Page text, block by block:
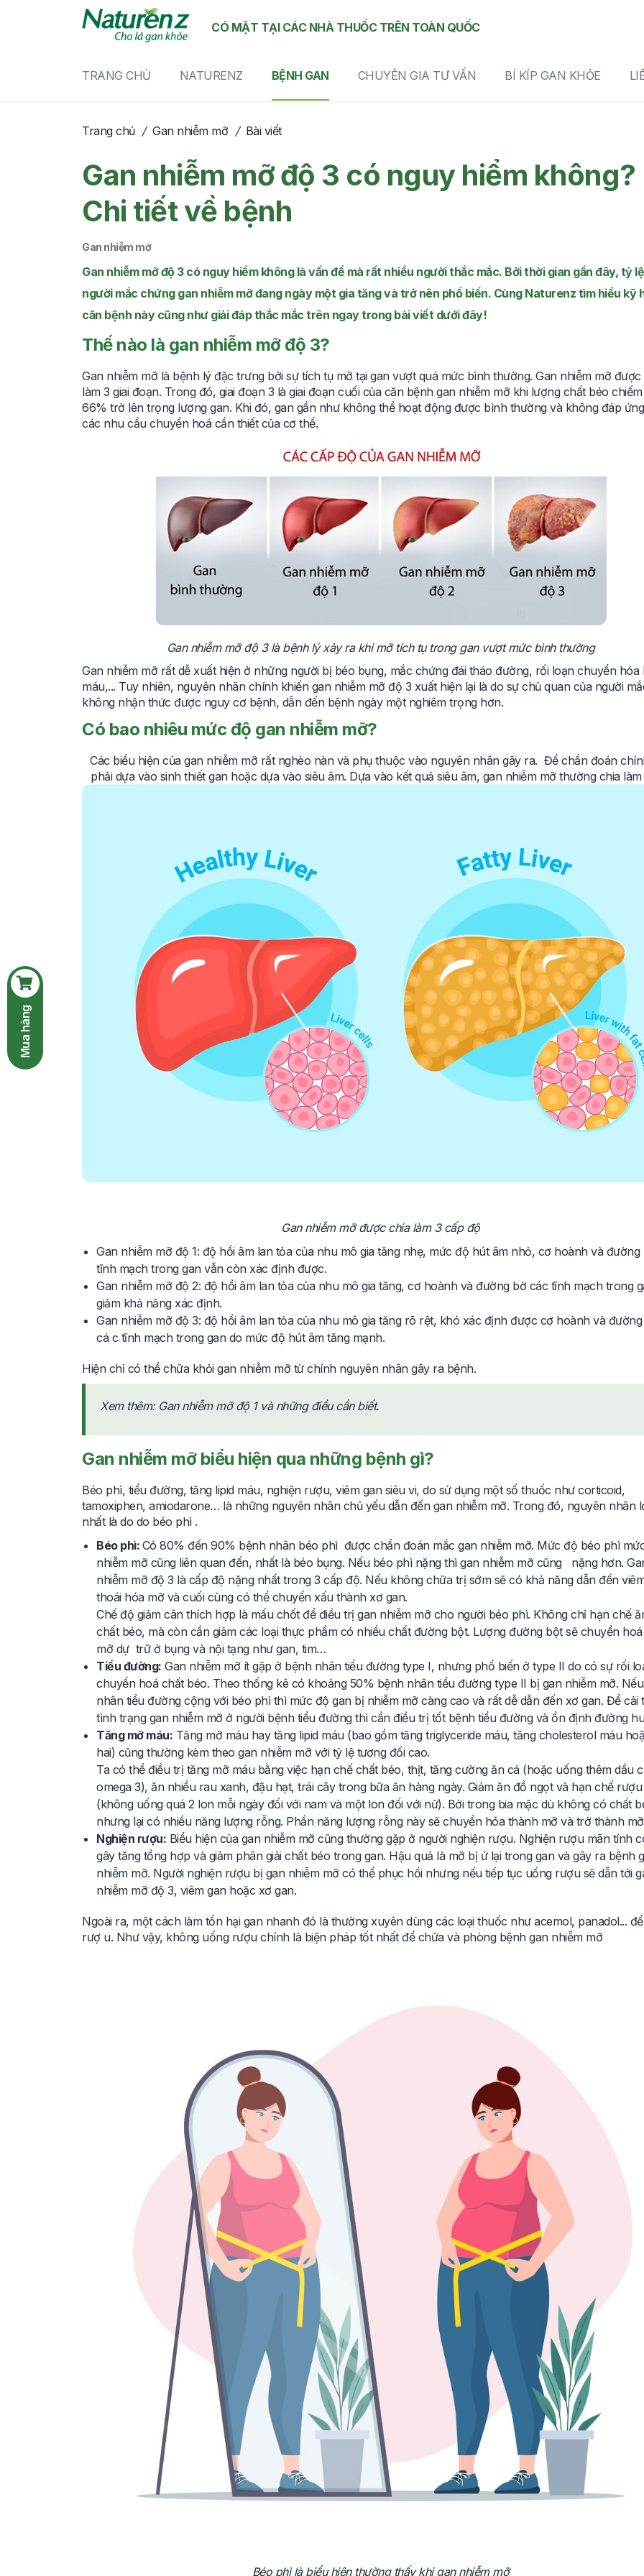
CÓ MẶT TẠI CÁC NHÀ THUỐC TRÊN TOÀN QUỐC
TRANG CHỦ NATURENZ BỆNH GAN CHUYÊN GIA TƯ VẤN BÍ KÍP GAN KHỎE
Mua hàng
Trang chủ / Gan nhiễm mỡ / Bài viết
Gan nhiễm mỡ độ 3 có nguy hiểm không?
Chi tiết về bệnh
Gan nhiễm mỡ
Gan nhiễm mỡ độ 3 có nguy hiểm không là vấn đề mà rất nhiều người thắc mắc. Bởi thời gian gần đây, tỷ
người mắc chứng gan nhiễm mỡ đang ngày một gia tăng và trở nên phổ biến. Cùng Naturenz tìm hiểu kỹ
căn bệnh này cũng như giải đáp thắc mắc trên ngay trong bài viết dưới đây!
Thế nào là gan nhiễm mỡ độ 3?
Gan nhiễm mỡ là bệnh lý đặc trưng bởi sự tích tụ mỡ tại gan vượt quá mức bình thường. Gan nhiễm mỡ được
làm 3 giai đoạn. Trong đó, giai đoạn 3 là giai đoạn cuối của căn bệnh gan nhiễm mỡ khi lượng chất béo
66% trở lên trọng lượng gan. Khi đó, gan gần như không thể hoạt động được bình thường và không đáp
các nhu cầu chuyển hoá cần thiết của cơ thể.
Gan nhiễm mỡ độ 3 là bệnh lý xảy ra khi mỡ tích tụ trong gan vượt mức bình thường
Gan nhiễm mỡ rất dễ xuất hiện ở những người bị béo bụng, mắc chứng đái tháo đường, rối loạn chuyển hóa
máu,... Tuy nhiên, nguyên nhân chính khiến gan nhiễm mỡ độ 3 xuất hiện lại là do sự chủ quan của người
không nhận thức được nguy cơ bệnh, dẫn đến bệnh ngày một nghiêm trọng hơn.
Có bao nhiêu mức độ gan nhiễm mỡ?
Các biểu hiện của gan nhiễm mỡ rất nghèo nàn và phụ thuộc vào nguyên nhân gây ra. Để chẩn đoán
phải dựa vào sinh thiết gan hoặc dựa vào siêu âm. Dựa vào kết quả siêu âm, gan nhiễm mỡ thường chia
Gan nhiễm mỡ được chia làm 3 cấp độ
Gan nhiễm mỡ độ 1: độ hồi âm lan tỏa của nhu mô gia tăng nhẹ, mức độ hút âm nhỏ, cơ hoành và đường
tĩnh mạch trong gan vẫn còn xác định được.
Gan nhiễm mỡ độ 2: độ hồi âm lan tỏa của nhu mô gia tăng, cơ hoành và đường bờ các tĩnh mạch trong
giảm khả năng xác định.
Gan nhiễm mỡ độ 3: độ hồi âm lan tỏa của nhu mô gia tăng rõ rệt, khó xác định được cơ hoành và
cá c tĩnh mạch trong gan do mức độ hút âm tăng mạnh.
Hiện chỉ có thể chữa khỏi gan nhiễm mỡ từ chính nguyên nhân gây ra bệnh.
Xem thêm: Gan nhiễm mỡ độ 1 và những điều cần biết.
Gan nhiễm mỡ biểu hiện qua những bệnh gì?
Béo phì, tiểu đường, tăng lipid máu, nghiện rượu, viêm gan siêu vi, do sử dụng một số thuốc như corticoid,
tamoxiphen, amiodarone… là những nguyên nhân chủ yếu dẫn đến gan nhiễm mỡ. Trong đó, nguyên nhân
nhất là do do béo phì .
Béo phì: Có 80% đến 90% bệnh nhân béo phì được chẩn đoán mắc gan nhiễm mỡ. Mức độ béo phì
nhiễm mỡ cũng liên quan đến, nhất là béo bụng. Nếu béo phì nặng thì gan nhiễm mỡ cũng nặng hơn.
nhiễm mỡ độ 3 là cấp độ nặng nhất trong 3 cấp độ. Nếu không chữa trị sớm sẽ có khả năng dẫn đến
thoái hóa mỡ và cuối cùng có thể chuyển xấu thành xơ gan.
Chế độ giảm cân thích hợp là mấu chốt để điều trị gan nhiễm mỡ cho người béo phì. Không chỉ hạn chế
chất béo, mà còn cần giảm các loại thực phẩm có nhiều chất đường bột. Lượng đường bột sẽ chuyển
mỡ dự trữ ở bụng và nội tạng như gan, tim…
Tiểu đường: Gan nhiễm mỡ ít gặp ở bệnh nhân tiểu đường type I, nhưng phổ biến ở type II do có sự rối
chuyển hoá chất béo. Theo thống kê có khoảng 50% bệnh nhân tiểu đường type II bị gan nhiễm mỡ.
nhân tiểu đường cộng với béo phì thì mức độ gan bị nhiễm mỡ càng cao và rất dễ dẫn đến xơ gan. Để cải
tình trạng gan nhiễm mỡ ở người bệnh tiểu đường thì cần điều trị tốt bệnh tiểu đường và ổn định đường
Tăng mỡ máu: Tăng mỡ máu hay tăng lipid máu (bao gồm tăng triglyceride máu, tăng cholesterol máu
hai) cũng thường kèm theo gan nhiễm mỡ với tỷ lệ tương đối cao.
Ta có thể điều trị tăng mỡ máu bằng việc hạn chế chất béo, thịt, tăng cường ăn cá (hoặc uống thêm dầu
omega 3), ăn nhiều rau xanh, đậu hạt, trái cây trong bữa ăn hàng ngày. Giảm ăn đồ ngọt và hạn chế rượu
(không uống quá 2 lon mỗi ngày đối với nam và một lon đối với nữ). Bởi trong bia mặc dù không có chất
nhưng lại có nhiều năng lượng rỗng. Phần năng lượng rỗng này sẽ chuyển hóa thành mỡ và trở thành
Nghiện rượu: Biểu hiện của gan nhiễm mỡ cũng thường gặp ở người nghiện rượu. Nghiện rượu mãn tính
gây tăng tổng hợp và giảm phân giải chất béo trong gan. Hậu quả là mỡ bị ứ lại trong gan và gây ra bệnh
nhiễm mỡ. Người nghiện rượu bị gan nhiễm mỡ có thể phục hồi nhưng nếu tiếp tục uống rượu sẽ dẫn tới
nhiễm mỡ độ 3, viêm gan hoặc xơ gan.
Ngoài ra, một cách làm tổn hại gan nhanh đó là thường xuyên dùng các loại thuốc như acemol, panadol... để
rượ u. Như vậy, không uống rượu chính là biện pháp tốt nhất để chữa và phòng bệnh gan nhiễm mỡ
Béo phì là biểu hiện thường thấy khi gan nhiễm mỡ